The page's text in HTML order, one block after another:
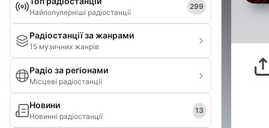
Найпопулярніші радіостанції
299
Радіостанції за жанрами
15 музичних жанрів
Радіо за регіонами
Місцеві радіостанції
Новини
Новинні радіостанції
13